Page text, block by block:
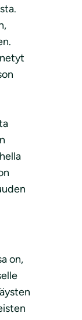
on,